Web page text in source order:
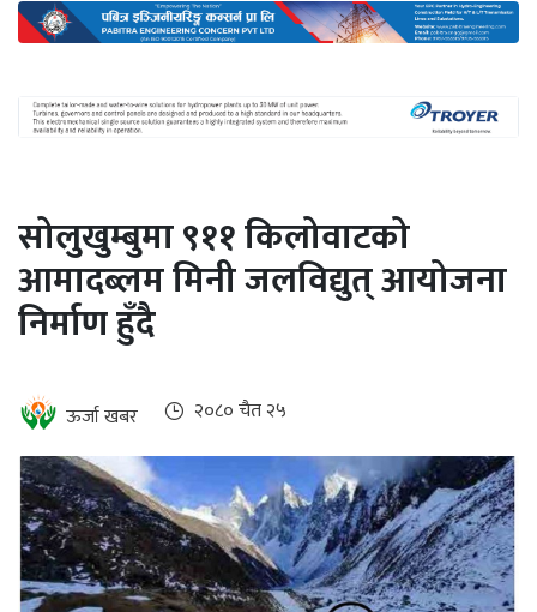
ऊर्जा
दक्षता
खबर
हरित
हाइड्रोजन
सम्पादकीय
बैंक
पर्यटन
भिडियो
सोलुखुम्बुमा ९११ किलोवाटको
आमादब्लम मिनी जलविद्युत् आयोजना
निर्माण हुँदै
ऊर्जा खबर २०८० चैत २५